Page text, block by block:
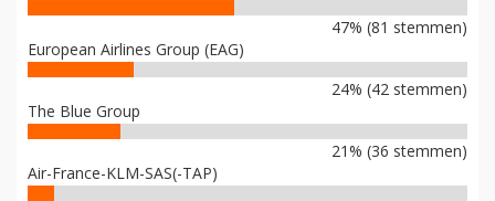
47% (81 stemmen)
European Airlines Group (EAG)
24% (42 stemmen)
The Blue Group
21% (36 stemmen)
Air-France-KLM-SAS(-TAP)